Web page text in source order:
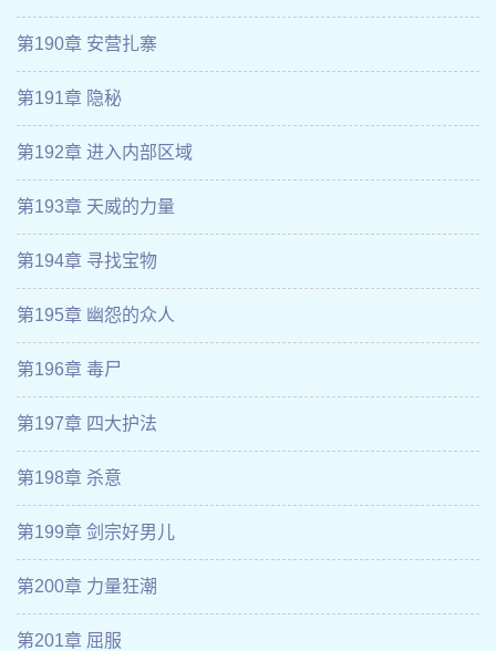
第190章 安营扎寨
第191章 隐秘
第192章 进入内部区域
第193章 天威的力量
第194章 寻找宝物
第195章 幽怨的众人
第196章 毒尸
第197章 四大护法
第198章 杀意
第199章 剑宗好男儿
第200章 力量狂潮
第201章 屈服